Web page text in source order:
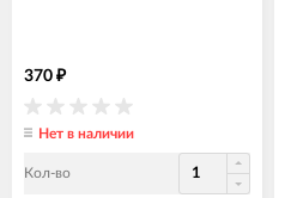
370 ₽
Нет в наличии
Кол-во